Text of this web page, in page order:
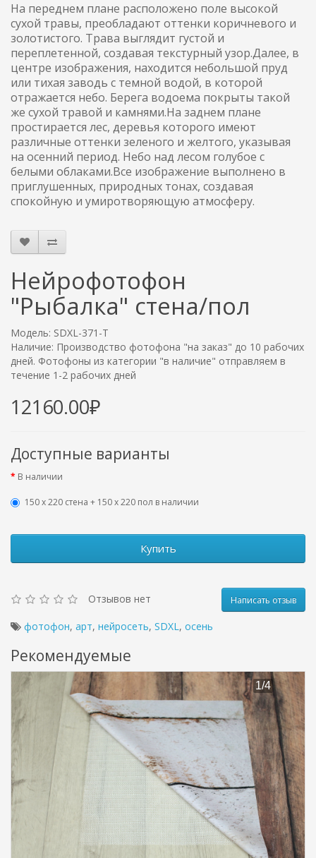
На переднем плане расположено поле высокой
сухой травы, преобладают оттенки коричневого и
золотистого. Трава выглядит густой и
переплетенной, создавая текстурный узор.Далее, в
центре изображения, находится небольшой пруд
или тихая заводь с темной водой, в которой
отражается небо. Берега водоема покрыты такой
же сухой травой и камнями.На заднем плане
простирается лес, деревья которого имеют
различные оттенки зеленого и желтого, указывая
на осенний период. Небо над лесом голубое с
белыми облаками.Все изображение выполнено в
приглушенных, природных тонах, создавая
спокойную и умиротворяющую атмосферу.
Нейрофотофон
"Рыбалка" стена/пол
Модель: SDXL-371-T
Наличие: Производство фотофона "на заказ" до 10 рабочих
дней. Фотофоны из категории "в наличие" отправляем в
течение 1-2 рабочих дней
12160.00₽
Доступные варианты
В наличии
150 х 220 стена + 150 х 220 пол в наличии
Купить
Отзывов нет Написать отзыв
фотофон, арт, нейросеть, SDXL, осень
Рекомендуемые